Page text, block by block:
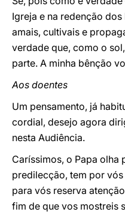
Igreja e na redenção
amais, cultivais e
verdade que, como o
parte. A minha bênção
Aos doentes
Um pensamento, já
cordial, desejo agora
nesta Audiência.
Caríssimos, o Papa olha
predilecção, tem por
para vós reserva
fim de que vos mostreis